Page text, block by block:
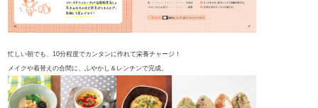
忙しい朝でも、10分程度でカンタンに作れて栄養チャージ！
メイクや着替えの合間に、ふやかし＆レンチンで完成。